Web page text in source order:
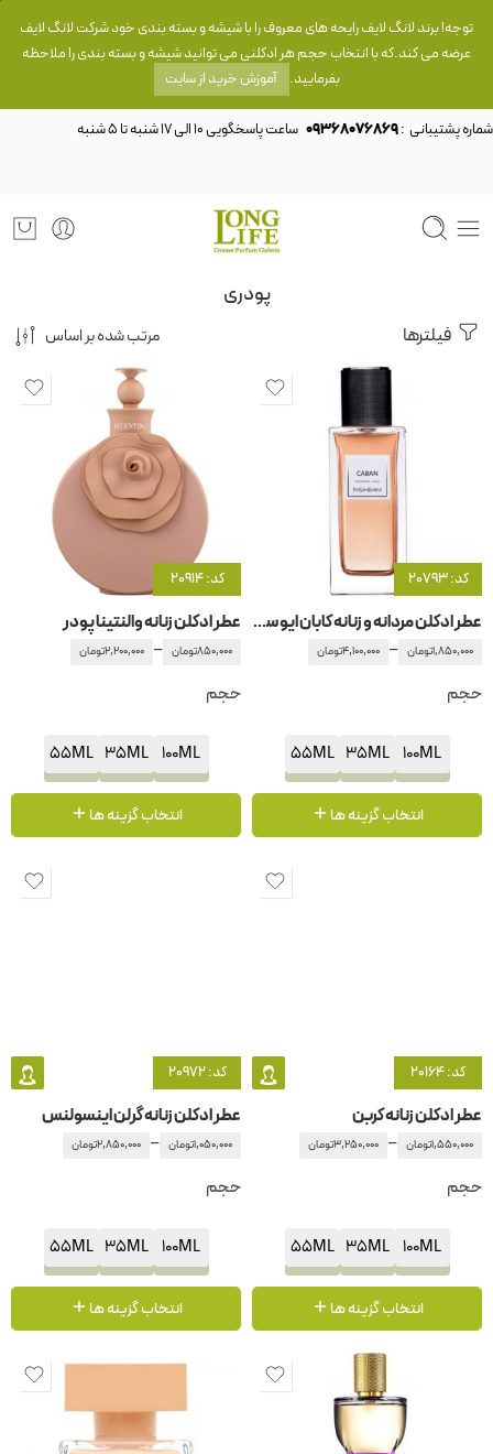
توجه! برند لانگ لایف رایحه های معروف را با شیشه و بسته بندی خود شرکت لانگ لایف
عرضه می کند.که با انتخاب حجم هر ادکلنی می توانید شیشه و بسته بندی را ملاحظه
بفرمایید. آموزش خرید از سایت
شماره پشتیبانی :09368076869
پودری
فیلترها مرتب شده بر اساس
کد: 20793
عطر ادکلن مردانه و زنانه کابان ایو سن لورن – ایفسن لورن
1,850,000تومان –
4,100,000تومان
حجم
100ML
35ML
55ML
انتخاب گزینه ها
کد: 20914
عطر ادکلن زنانه والنتینا پودر
850,000تومان –
2,200,000تومان
حجم
100ML
35ML
55ML
انتخاب گزینه ها
کد: 20164
عطر ادکلن زنانه کربن
1,550,000تومان –
3,250,000تومان
حجم
100ML
35ML
55ML
انتخاب گزینه ها
کد: 20972
عطر ادکلن زنانه گرلن اینسولنس
1,050,000تومان –
2,850,000تومان
حجم
100ML
35ML
55ML
انتخاب گزینه ها